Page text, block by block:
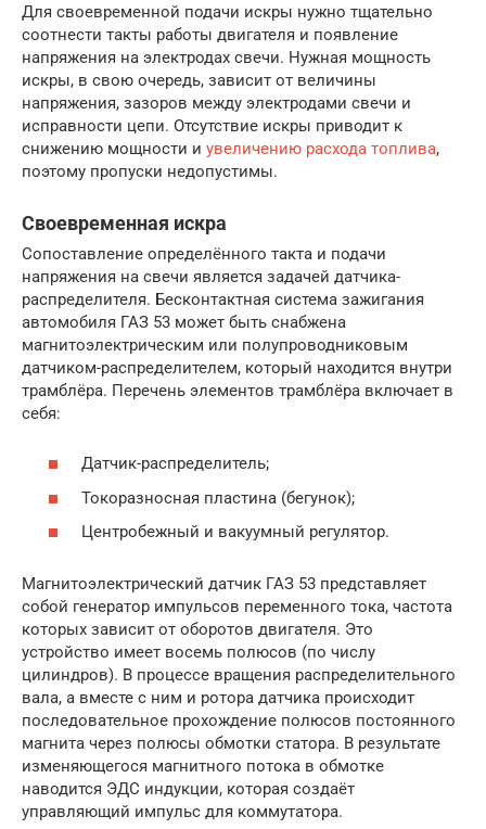
Для своевременной подачи искры нужно тщательно
соотнести такты работы двигателя и появление
напряжения на электродах свечи. Нужная мощность
искры, в свою очередь, зависит от величины
напряжения, зазоров между электродами свечи и
исправности цепи. Отсутствие искры приводит к
снижению мощности и увеличению расхода топлива,
поэтому пропуски недопустимы.
Своевременная искра
Сопоставление определённого такта и подачи
напряжения на свечи является задачей датчика-
распределителя. Бесконтактная система зажигания
автомобиля ГАЗ 53 может быть снабжена
магнитоэлектрическим или полупроводниковым
датчиком-распределителем, который находится внутри
трамблёра. Перечень элементов трамблёра включает в
себя:
Датчик-распределитель;
Токоразносная пластина (бегунок);
Центробежный и вакуумный регулятор.
Магнитоэлектрический датчик ГАЗ 53 представляет
собой генератор импульсов переменного тока, частота
которых зависит от оборотов двигателя. Это
устройство имеет восемь полюсов (по числу
цилиндров). В процессе вращения распределительного
вала, а вместе с ним и ротора датчика происходит
последовательное прохождение полюсов постоянного
магнита через полюсы обмотки статора. В результате
изменяющегося магнитного потока в обмотке
наводится ЭДС индукции, которая создаёт
управляющий импульс для коммутатора.